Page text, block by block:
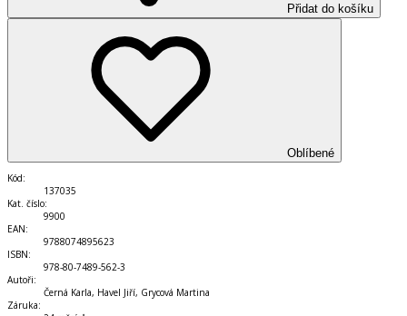
Přidat do košíku
Oblíbené
Kód:
137035
Kat. číslo:
9900
EAN:
9788074895623
ISBN:
978-80-7489-562-3
Autoři:
Černá Karla, Havel Jiří, Grycová Martina
Záruka: